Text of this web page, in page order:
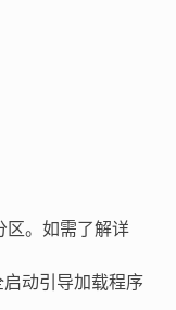
区。如需了解详
动引导加载程序